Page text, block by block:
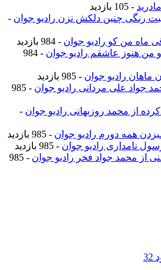
- 105 بازدید
لبت رنگی چنین دلکش نزن رادیو جوان-
ماه من کو رادیو جوان- 984 بازدید
من هنوز عاشقم رادیو جوان
- 984
ماهان رادیو جوان- 985 بازدید
جواد علی مردانی رادیو جوان
- 985
از محمد روزبهانی رادیو جوان-
همه دورم رادیو جوان- 985 بازدید
نامداری رادیو جوان- 985 بازدید
از محمد جواد فخر رادیو جوان
- 985